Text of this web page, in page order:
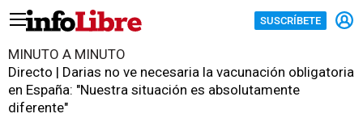
SUSCRÍBETE
MINUTO A MINUTO
Directo | Darias no ve necesaria la vacunación obligatoria
en España: "Nuestra situación es absolutamente
diferente"